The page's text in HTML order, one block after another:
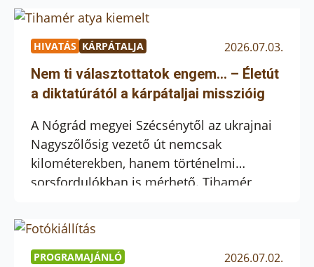
keresik a választ, hogyan tudnak a mai
körülmények között a leghitelesebben
jelen lenni a rájuk bízott helyeken. A
legtöbb figyelmet talán Gyöngyös kapta. A
városban augusztustól nem működik […]
HIVATÁS KÁRPÁTALJA 2026.07.03.
Nem ti választottatok engem… – Életút
a diktatúrától a kárpátaljai misszióig
A Nógrád megyei Szécsénytől az ukrajnai
Nagyszőlősig vezető út nemcsak
kilométerekben, hanem történelmi
sorsfordulókban is mérhető. Tihamér
formáló erejéről beszélgettünk. Bobay
Orsolya interjúja. A diktatúra árnyékában,
hitben felnőve. Tihamér atya a
PROGRAMAJÁNLÓ 2026.07.02.